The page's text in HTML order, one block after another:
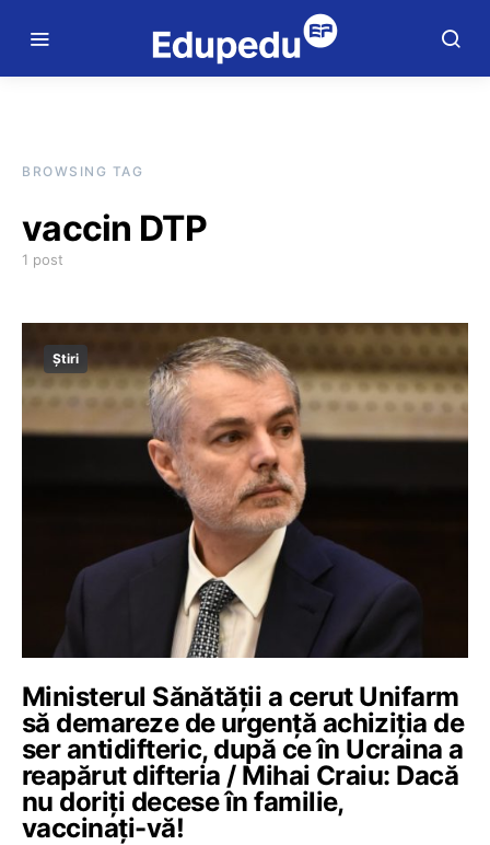
BROWSING TAG
vaccin DTP
1 post
Știri
Ministerul Sănătății a cerut Unifarm
să demareze de urgență achiziția de
ser antidifteric, după ce în Ucraina a
reapărut difteria / Mihai Craiu: Dacă
nu doriți decese în familie,
vaccinați-vă!